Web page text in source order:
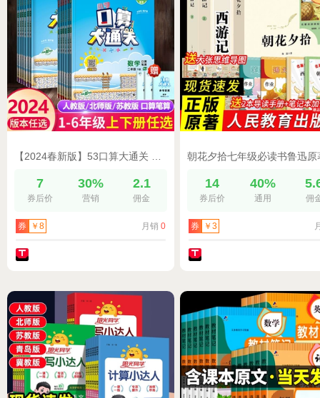
7
券后价
30%
营销
2.1
佣金
券 ￥8 月销 0
14
券后价
40%
通用 佣
券 ￥3